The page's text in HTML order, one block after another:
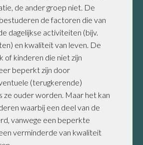
de ander groep niet. De
de factoren die van
dagelijkse activiteiten (bijv.
en kwaliteit van leven. De
of kinderen die niet zijn
beperkt zijn door
(terugkerende)
ze ouder worden. Maar het kan
waarbij een deel van de
vanwege een beperkte
verminderde van kwaliteit